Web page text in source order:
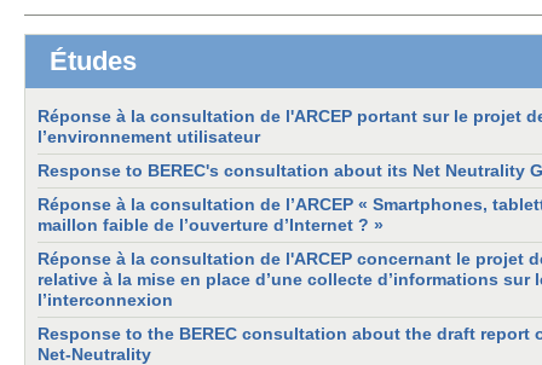
Études
Réponse à la consultation de l'ARCEP portant sur le projet
l’environnement utilisateur
Response to BEREC's consultation about its Net Neutrality
Réponse à la consultation de l’ARCEP « Smartphones,
maillon faible de l’ouverture d’Internet ? »
Réponse à la consultation de l'ARCEP concernant le projet
relative à la mise en place d’une collecte d’informations
l’interconnexion
Response to the BEREC consultation about the draft
Net-Neutrality